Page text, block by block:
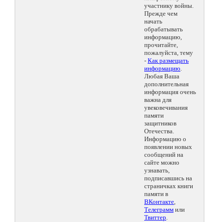
участнику войны.
Прежде чем
начать
обрабатывать
информацию,
прочитайте,
пожалуйста, тему
- Как размещать
информацию.
Любая Ваша
дополнительная
информация очень
важна для
увековечивания
памяти
защитников
Отечества.
Информацию о
появлении новых
сообщений на
сайте можно
узнавать,
подписавшись на
страничках книги
памяти в
ВКонтакте,
Телеграмм или
Твиттер.